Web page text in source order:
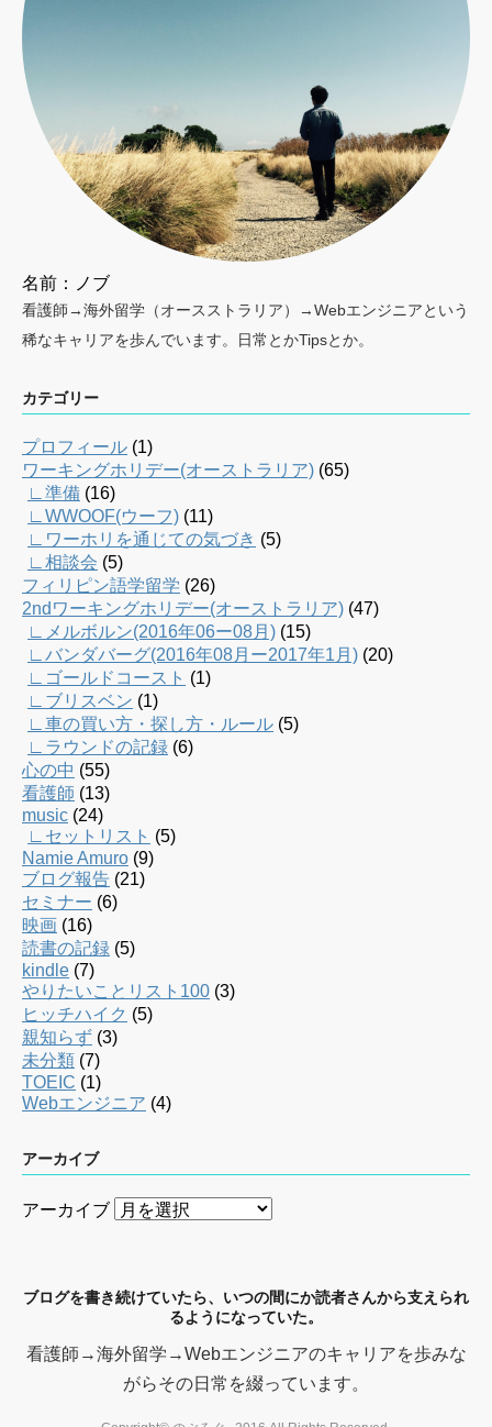
名前：ノブ
看護師→海外留学（オースストラリア）→Webエンジニアという
稀なキャリアを歩んでいます。日常とかTipsとか。
カテゴリー
プロフィール (1)
ワーキングホリデー(オーストラリア) (65)
∟準備 (16)
∟WWOOF(ウーフ) (11)
∟ワーホリを通じての気づき (5)
∟相談会 (5)
フィリピン語学留学 (26)
2ndワーキングホリデー(オーストラリア) (47)
∟メルボルン(2016年06ー08月) (15)
∟バンダバーグ(2016年08月ー2017年1月) (20)
∟ゴールドコースト (1)
∟ブリスベン (1)
∟車の買い方・探し方・ルール (5)
∟ラウンドの記録 (6)
心の中 (55)
看護師 (13)
music (24)
∟セットリスト (5)
Namie Amuro (9)
ブログ報告 (21)
セミナー (6)
映画 (16)
読書の記録 (5)
kindle (7)
やりたいことリスト100 (3)
ヒッチハイク (5)
親知らず (3)
未分類 (7)
TOEIC (1)
Webエンジニア (4)
アーカイブ
アーカイブ
ブログを書き続けていたら、いつの間にか読者さんから支えられ
るようになっていた。
看護師→海外留学→Webエンジニアのキャリアを歩みな
がらその日常を綴っています。